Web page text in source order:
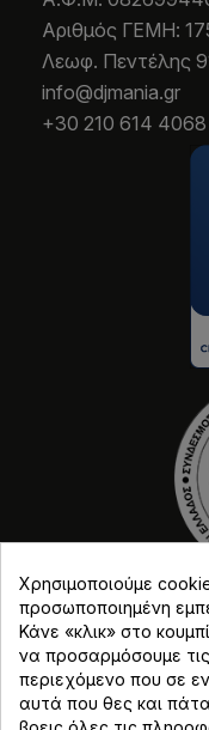
Aριθμός ΓΕΜΗ:
Λεωφ. Πεντέλης
info@djmania.gr
+30 210 614 4068
Χρησιμοποιούμε
προσωποποιημένη
Κάνε «κλικ» στο
να προσαρμόσουμε
περιεχόμενο που σε
αυτά που θες και